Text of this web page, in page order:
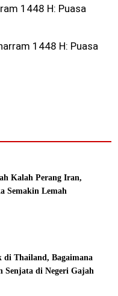
1448 H: Puasa
1448 H: Puasa
Kalah Perang Iran,
Semakin Lemah
di Thailand, Bagaimana
Senjata di Negeri Gajah